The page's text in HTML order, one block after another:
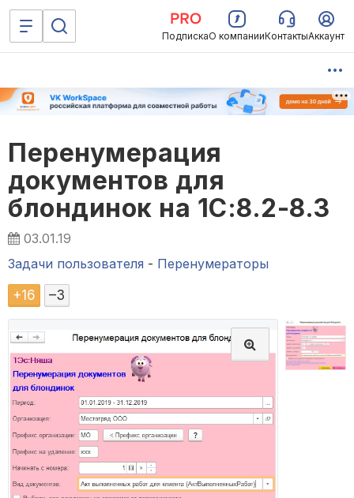
ПодпискаО компанииКонтактыАккаунт
Перенумерация
документов для
блондинок на 1С:8.2-8.3
03.01.19
Задачи пользователя - Перенумераторы
+16 –3